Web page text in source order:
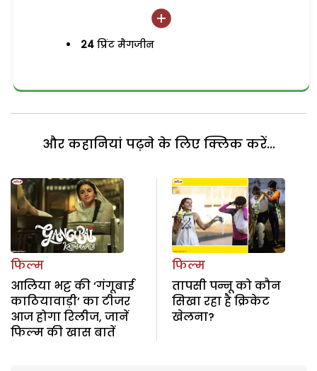
24 प्रिंट मैगजीन
और कहानियां पढ़ने के लिए क्लिक करें...
फिल्म
आलिया भट्ट की ‘गंगूबाई
काठियावाड़ी’ का टीजर
आज होगा रिलीज, जानें
फिल्म की खास बातें
फिल्म
तापसी पन्नू को कौन
सिखा रहा है क्रिकेट
खेलना?